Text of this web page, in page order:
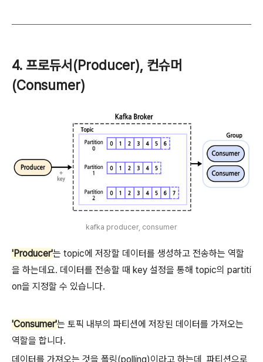
4. 프로듀서(Producer), 컨슈머
(Consumer)
kafka producer, consumer
'Producer'는 topic에 저장할 데이터를 생성하고 전송하는 역할
을 하는데요. 데이터를 전송할 때 key 설정을 통해 topic의 partiti
on을 지정할 수 있습니다.
'Consumer'는 토픽 내부의 파티션에 저장된 데이터를 가져오는
역할을 합니다.
데이터를 가져오는 것을 폴링(polling)이라고 하는데, 파티션으로